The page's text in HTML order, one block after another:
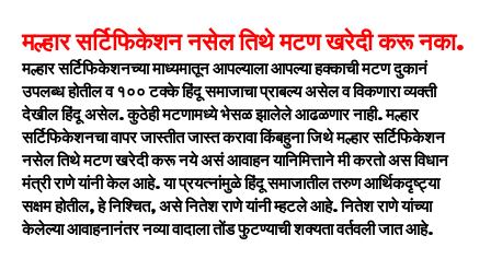
मल्हार सर्टिफिकेशन नसेल तिथे मटण खरेदी करू नका.
मल्हार सर्टिफिकेशनच्या माध्यमातून आपल्याला आपल्या हक्काची मटण दुकानं
उपलब्ध होतील व १०० टक्के हिंदू समाजाचा प्राबल्य असेल व विकणारा व्यक्ती
देखील हिंदू असेल. कुठेही मटणामध्ये भेसळ झालेले आढळणार नाही. मल्हार
सर्टिफिकेशनचा वापर जास्तीत जास्त करावा किंबहुना जिथे मल्हार सर्टिफिकेशन
नसेल तिथे मटण खरेदी करू नये असं आवाहन यानिमित्ताने मी करतो अस विधान
मंत्री राणे यांनी केल आहे. या प्रयत्नांमुळे हिंदू समाजातील तरुण आर्थिकदृष्ट्या
सक्षम होतील, हे निश्चित, असे नितेश राणे यांनी म्हटले आहे. नितेश राणे यांच्या
केलेल्या आवाहनानंतर नव्या वादाला तोंड फुटण्याची शक्यता वर्तवली जात आहे.